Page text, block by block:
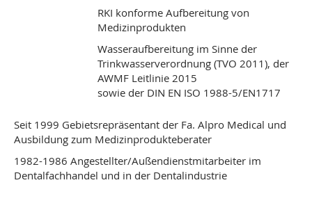
RKI konforme Aufbereitung von
Medizinprodukten
Wasseraufbereitung im Sinne der
Trinkwasserverordnung (TVO 2011), der
AWMF Leitlinie 2015
sowie der DIN EN ISO 1988-5/EN1717
Seit 1999 Gebietsrepräsentant der Fa. Alpro Medical und
Ausbildung zum Medizinprodukteberater
1982-1986 Angestellter/Außendienstmitarbeiter im
Dentalfachhandel und in der Dentalindustrie